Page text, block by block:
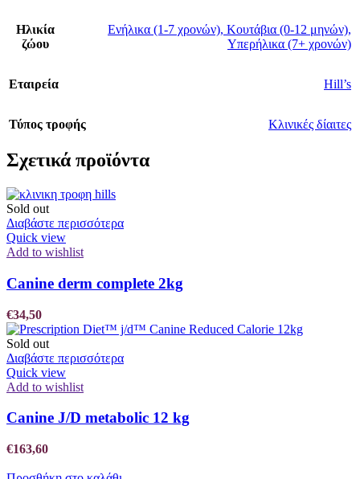
Ηλικία
ζώου
Ενήλικα (1-7 χρονών), Κουτάβια (0-12 μηνών),
Υπερήλικα (7+ χρονών)
Εταιρεία Hill’s
Τύπος τροφής Κλινικές δίαιτες
Σχετικά προϊόντα
Sold out
Διαβάστε περισσότερα
Quick view
Add to wishlist
Canine derm complete 2kg
€34,50
Sold out
Διαβάστε περισσότερα
Quick view
Add to wishlist
Canine J/D metabolic 12 kg
€163,60